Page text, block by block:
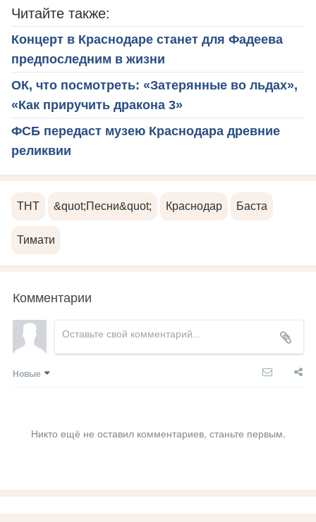
Читайте также:
Концерт в Краснодаре станет для Фадеева
предпоследним в жизни
ОК, что посмотреть: «Затерянные во льдах»,
«Как приручить дракона 3»
ФСБ передаст музею Краснодара древние
реликвии
ТНТ &quot;Песни&quot; Краснодар Баста
Тимати
Комментарии
Новые
Никто ещё не оставил комментариев, станьте первым.